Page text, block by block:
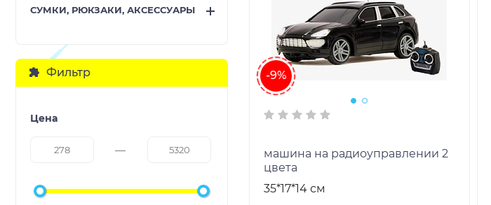
СУМКИ, РЮКЗАКИ, АКСЕССУАРЫ
Фильтр
Цена
-9%
машина на радиоуправлении 2
цвета
35*17*14 см